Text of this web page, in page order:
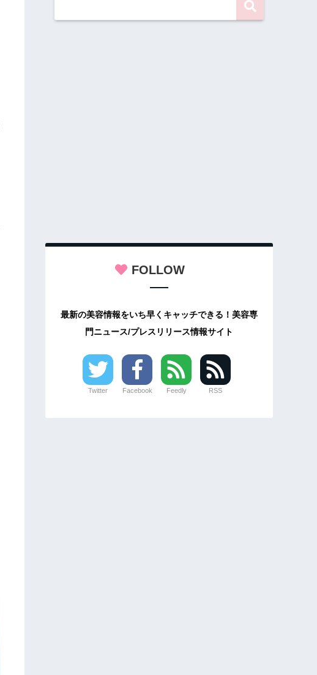
FOLLOW
最新の美容情報をいち早くキャッチできる！美容専
門ニュース/プレスリリース情報サイト
Twitter Facebook Feedly RSS